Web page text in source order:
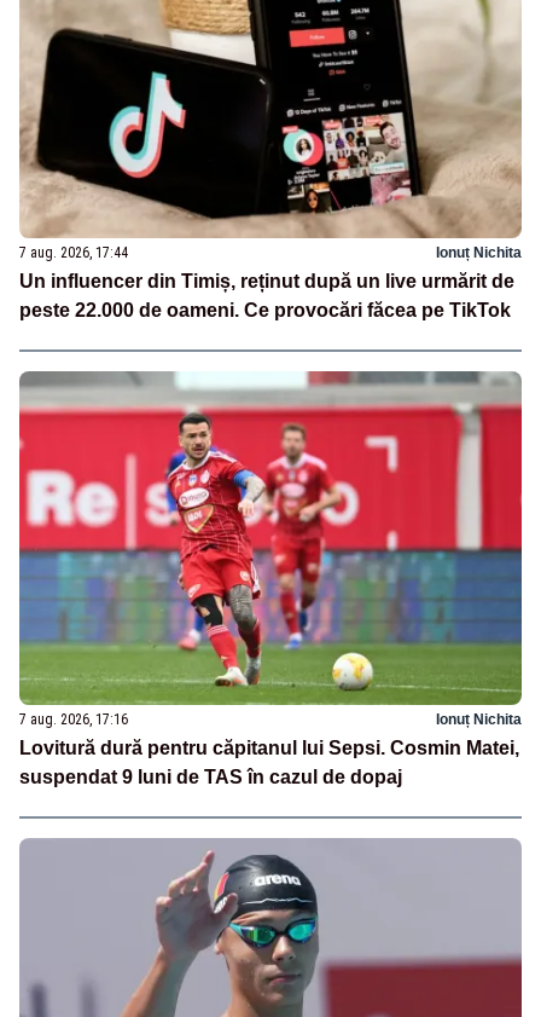
7 aug. 2026, 17:44 Ionuț Nichita
Un influencer din Timiș, reținut după un live urmărit de
peste 22.000 de oameni. Ce provocări făcea pe TikTok
7 aug. 2026, 17:16 Ionuț Nichita
Lovitură dură pentru căpitanul lui Sepsi. Cosmin Matei,
suspendat 9 luni de TAS în cazul de dopaj